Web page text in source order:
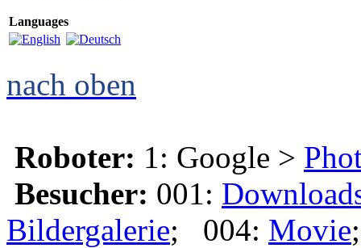
Languages
nach oben
Roboter: 1: Google >
Besucher: 001:
Bildergalerie; 004: Movie